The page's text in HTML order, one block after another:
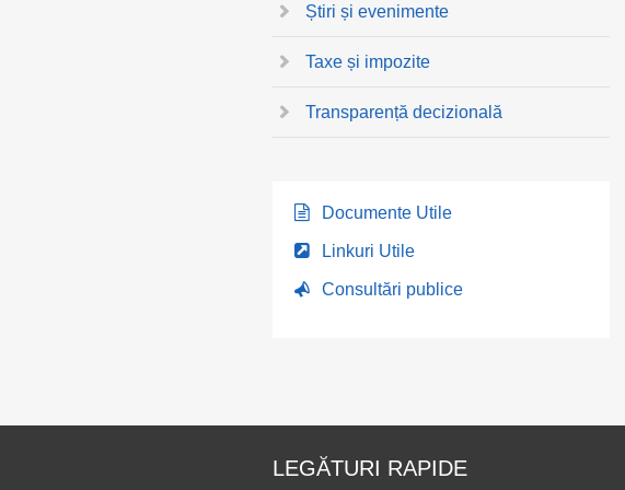
Știri și evenimente
Taxe și impozite
Transparență decizională
Documente Utile
Linkuri Utile
Consultări publice
LEGĂTURI RAPIDE